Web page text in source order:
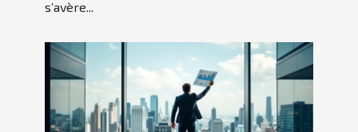
s’avère...